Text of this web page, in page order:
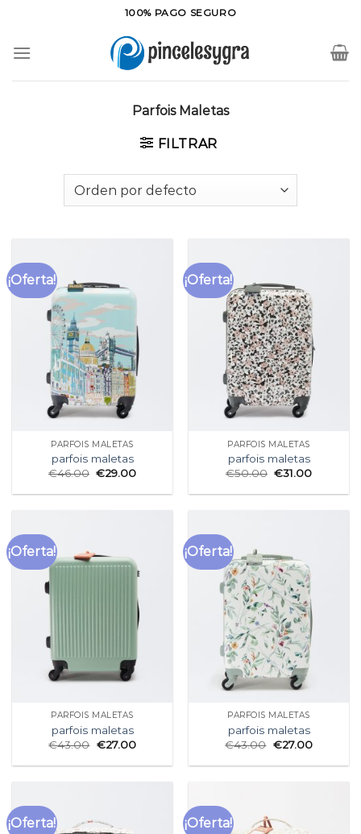
contenido
100% PAGO SEGURO
Parfois Maletas
FILTRAR
¡Oferta!
PARFOIS MALETAS
parfois maletas
€46.00 €29.00
¡Oferta!
PARFOIS MALETAS
parfois maletas
€50.00 €31.00
¡Oferta!
PARFOIS MALETAS
parfois maletas
€43.00 €27.00
¡Oferta!
PARFOIS MALETAS
parfois maletas
€43.00 €27.00
¡Oferta! ¡Oferta!